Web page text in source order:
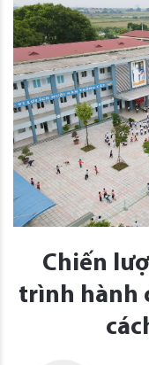
Chiến
trình hành